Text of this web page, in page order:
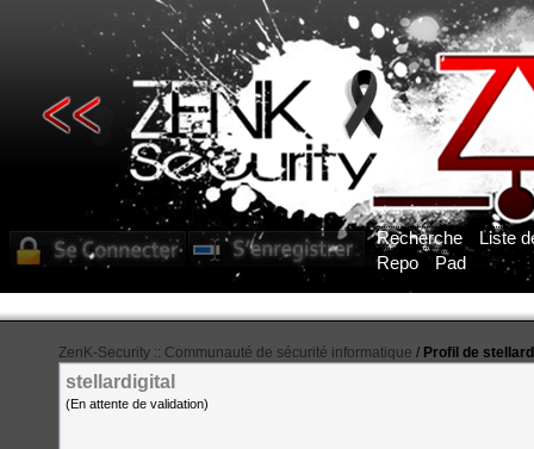
Recherche
Liste
Repo
Pad
ZenK-Security :: Communauté de sécurité informatique / Profil de
stellardigital
(En attente de validation)